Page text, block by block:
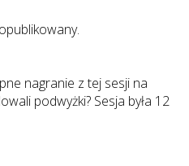
nagranie z tej sesji na
podwyżki? Sesja była 12